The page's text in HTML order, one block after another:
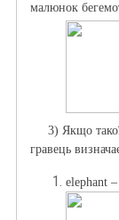
малюнок
3) Якщо
гравець
elephant